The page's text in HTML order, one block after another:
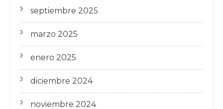
septiembre 2025
marzo 2025
enero 2025
diciembre 2024
noviembre 2024